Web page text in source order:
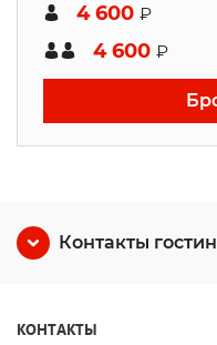
4 600 ₽
4 600 ₽
Контакты
КОНТАКТЫ